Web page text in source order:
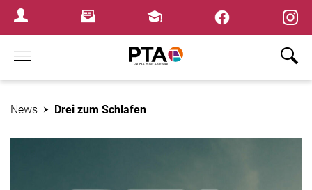
Login MenuNewsletterFortbildungen
Home
News Drei zum Schlafen
×